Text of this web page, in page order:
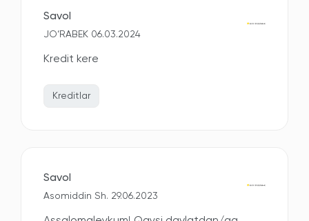
Savol
JO‘RABEK 06.03.2024
Kredit kere
Kreditlar
Savol
Asomiddin Sh. 29.06.2023